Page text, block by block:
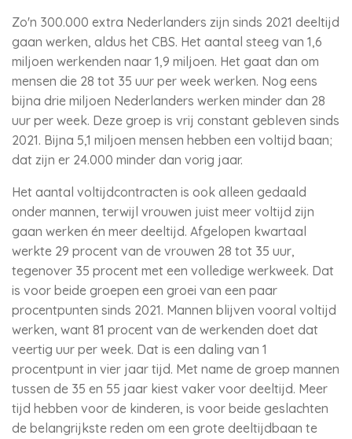
Zo'n 300.000 extra Nederlanders zijn sinds 2021 deeltijd
gaan werken, aldus het CBS. Het aantal steeg van 1,6
miljoen werkenden naar 1,9 miljoen. Het gaat dan om
mensen die 28 tot 35 uur per week werken. Nog eens
bijna drie miljoen Nederlanders werken minder dan 28
uur per week. Deze groep is vrij constant gebleven sinds
2021. Bijna 5,1 miljoen mensen hebben een voltijd baan;
dat zijn er 24.000 minder dan vorig jaar.
Het aantal voltijdcontracten is ook alleen gedaald
onder mannen, terwijl vrouwen juist meer voltijd zijn
gaan werken én meer deeltijd. Afgelopen kwartaal
werkte 29 procent van de vrouwen 28 tot 35 uur,
tegenover 35 procent met een volledige werkweek. Dat
is voor beide groepen een groei van een paar
procentpunten sinds 2021. Mannen blijven vooral voltijd
werken, want 81 procent van de werkenden doet dat
veertig uur per week. Dat is een daling van 1
procentpunt in vier jaar tijd. Met name de groep mannen
tussen de 35 en 55 jaar kiest vaker voor deeltijd. Meer
tijd hebben voor de kinderen, is voor beide geslachten
de belangrijkste reden om een grote deeltijdbaan te